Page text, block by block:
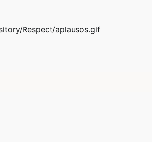
Respect/aplausos.gif